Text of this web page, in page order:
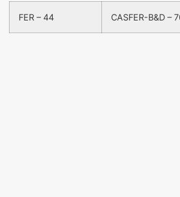
FER – 44 CASFER-B&D –